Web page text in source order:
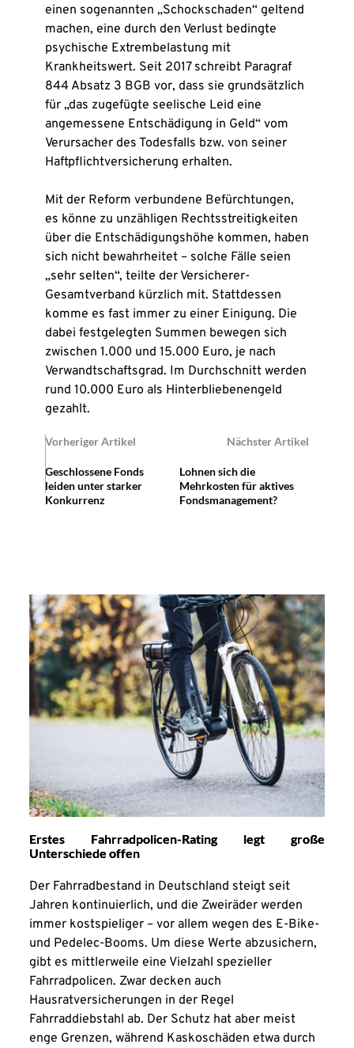
einen sogenannten „Schockschaden“ geltend
machen, eine durch den Verlust bedingte
psychische Extrembelastung mit
Krankheitswert. Seit 2017 schreibt Paragraf
844 Absatz 3 BGB vor, dass sie grundsätzlich
für „das zugefügte seelische Leid eine
angemessene Entschädigung in Geld“ vom
Verursacher des Todesfalls bzw. von seiner
Haftpflichtversicherung erhalten.
Mit der Reform verbundene Befürchtungen,
es könne zu unzähligen Rechtsstreitigkeiten
über die Entschädigungshöhe kommen, haben
sich nicht bewahrheitet – solche Fälle seien
„sehr selten“, teilte der Versicherer-
Gesamtverband kürzlich mit. Stattdessen
komme es fast immer zu einer Einigung. Die
dabei festgelegten Summen bewegen sich
zwischen 1.000 und 15.000 Euro, je nach
Verwandtschaftsgrad. Im Durchschnitt werden
rund 10.000 Euro als Hinterbliebenengeld
gezahlt.
Vorheriger Artikel Nächster Artikel
Geschlossene Fonds
leiden unter starker
Konkurrenz
Lohnen sich die
Mehrkosten für aktives
Fondsmanagement?
Erstes Fahrradpolicen-Rating legt große
Unterschiede offen
Der Fahrradbestand in Deutschland steigt seit
Jahren kontinuierlich, und die Zweiräder werden
immer kostspieliger – vor allem wegen des E-Bike-
und Pedelec-Booms. Um diese Werte abzusichern,
gibt es mittlerweile eine Vielzahl spezieller
Fahrradpolicen. Zwar decken auch
Hausratversicherungen in der Regel
Fahrraddiebstahl ab. Der Schutz hat aber meist
enge Grenzen, während Kaskoschäden etwa durch